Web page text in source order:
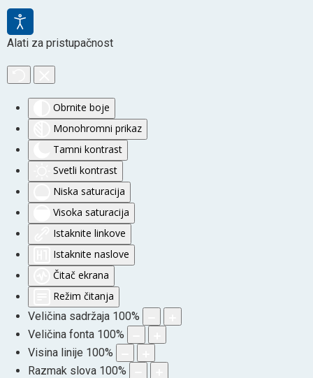
Alati za pristupačnost
Obrnite boje
Monohromni prikaz
Tamni kontrast
Svetli kontrast
Niska saturacija
Visoka saturacija
Istaknite linkove
Istaknite naslove
Čitač ekrana
Režim čitanja
Veličina sadržaja 100%
Veličina fonta 100%
Visina linije 100%
Razmak slova 100%